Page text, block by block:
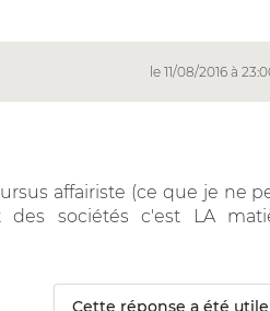
le 11/08/2016 à
affairiste (ce que je ne
sociétés c'est LA
Cette réponse a été utile